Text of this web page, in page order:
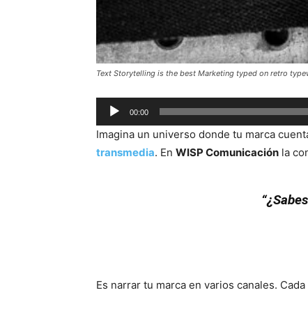
Text Storytelling is the best Marketing typed on retro
Audio
Player
00:00
Imagina un universo donde tu marca
transmedia. En WISP Comunicación la
Es narrar tu marca en varios canales.